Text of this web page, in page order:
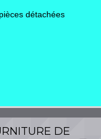
détachées
DE